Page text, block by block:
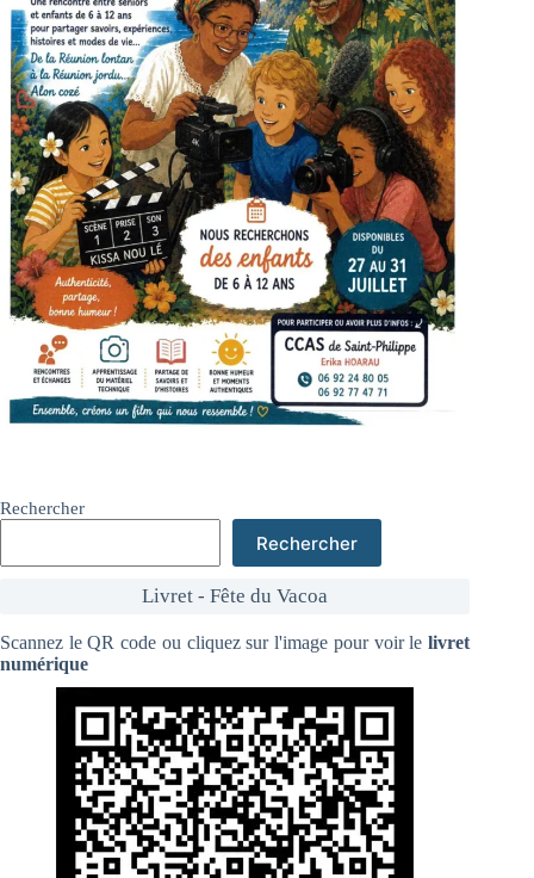
Rechercher
Rechercher
Livret - Fête du Vacoa
Scannez le QR code ou cliquez sur l'image pour voir lelivret
numérique